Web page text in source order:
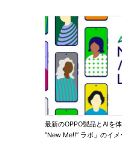
最新のOPPO製品とAIを
“New Me!!” ラボ」のイメ